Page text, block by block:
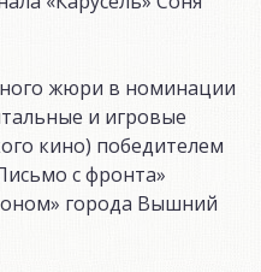
жюри в номинации
и игровые
кино) победителем
с фронта»
города Вышний